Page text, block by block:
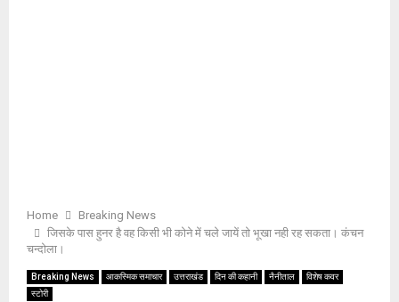
Home
Breaking News
जिसके पास हुनर है वह किसी भी कोने में चले जायें तो भूखा नही रह सकता। कंचन
चन्दोला।
Breaking News आकस्मिक समाचार उत्तराखंड दिन की कहानी नैनीताल
विशेष कवर
स्टोरी